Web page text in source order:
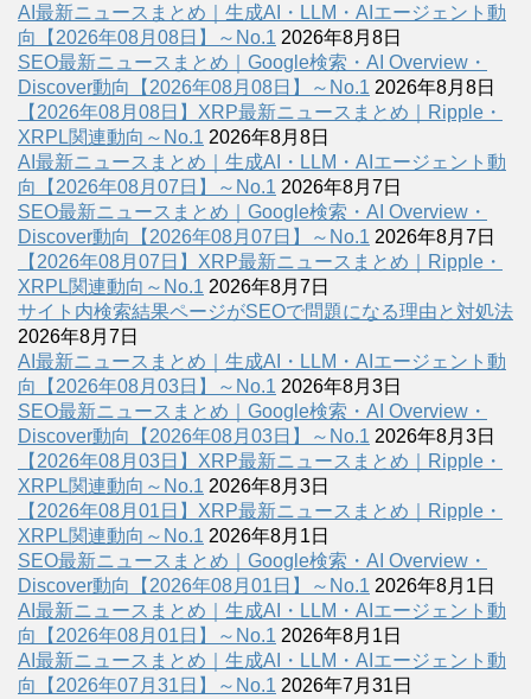
AI最新ニュースまとめ｜生成AI・LLM・AIエージェント動
向【2026年08月08日】～No.1 2026年8月8日
SEO最新ニュースまとめ｜Google検索・AI Overview・
Discover動向【2026年08月08日】～No.1 2026年8月8日
【2026年08月08日】XRP最新ニュースまとめ｜Ripple・
XRPL関連動向～No.1 2026年8月8日
AI最新ニュースまとめ｜生成AI・LLM・AIエージェント動
向【2026年08月07日】～No.1 2026年8月7日
SEO最新ニュースまとめ｜Google検索・AI Overview・
Discover動向【2026年08月07日】～No.1 2026年8月7日
【2026年08月07日】XRP最新ニュースまとめ｜Ripple・
XRPL関連動向～No.1 2026年8月7日
サイト内検索結果ページがSEOで問題になる理由と対処法
2026年8月7日
AI最新ニュースまとめ｜生成AI・LLM・AIエージェント動
向【2026年08月03日】～No.1 2026年8月3日
SEO最新ニュースまとめ｜Google検索・AI Overview・
Discover動向【2026年08月03日】～No.1 2026年8月3日
【2026年08月03日】XRP最新ニュースまとめ｜Ripple・
XRPL関連動向～No.1 2026年8月3日
【2026年08月01日】XRP最新ニュースまとめ｜Ripple・
XRPL関連動向～No.1 2026年8月1日
SEO最新ニュースまとめ｜Google検索・AI Overview・
Discover動向【2026年08月01日】～No.1 2026年8月1日
AI最新ニュースまとめ｜生成AI・LLM・AIエージェント動
向【2026年08月01日】～No.1 2026年8月1日
AI最新ニュースまとめ｜生成AI・LLM・AIエージェント動
向【2026年07月31日】～No.1 2026年7月31日